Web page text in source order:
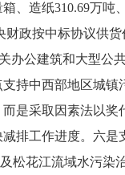
、造纸310.69万吨
财政按中标协议供货
办公建筑和大型公
持中西部地区城镇
是采取因素法以奖
排工作进度。六是
松花江流域水污染